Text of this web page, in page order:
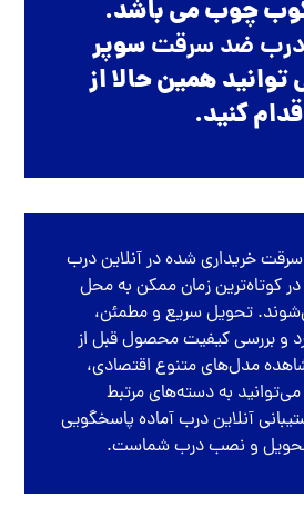
چوب می باشد.
درب ضد سرقتسوپر
همین حالا از
کنید.
خریداری شده درآنلاین درب
کوتاه‌ترین زمان ممکن به محل
تحویل سریع و مطمئن،
و بررسی کیفیت محصول قبل از
مدل‌های متنوع اقتصادی،
لوکس، PVC و CNC می‌توانید به دسته‌های مرتبط
آنلاین درب آماده پاسخگویی
تحویل و نصب درب شماست.